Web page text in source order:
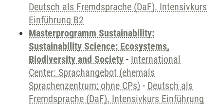
Deutsch als Fremdsprache (DaF). Intensivkurs
Einführung B2
Masterprogramm Sustainability:
Sustainability Science: Ecosystems,
Biodiversity and Society - International
Center: Sprachangebot (ehemals
Sprachenzentrum; ohne CPs) - Deutsch als
Fremdsprache (DaF). Intensivkurs Einführung